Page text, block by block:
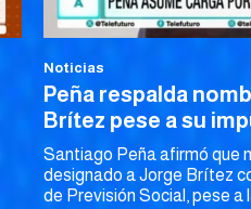
Noticias
Peña respalda
Brítez pese a su
Santiago Peña afirmó que
designado a Jorge Brítez
de Previsión Social, pese a